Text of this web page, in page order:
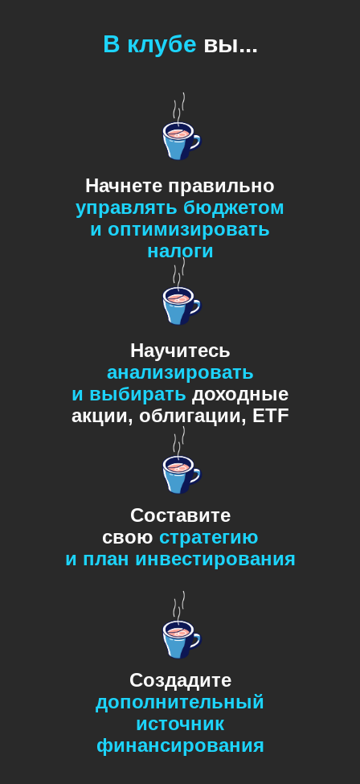
В клубе вы...
Начнете правильно
управлять бюджетом
и оптимизировать
налоги
Научитесь
анализировать
и выбирать доходные
акции, облигации, ETF
Составите
свою стратегию
и план инвестирования
Создадите
дополнительный
источник
финансирования